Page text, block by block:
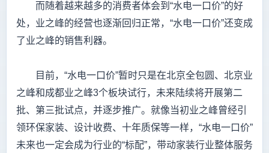
而随着越来越多的消费者体会到“水电一口价”的好
处，业之峰的经营也逐渐回归正常，“水电一口价”还变成
了业之峰的销售利器。
目前，“水电一口价”暂时只是在北京全包圆、北京业
之峰和成都业之峰3个板块试行，未来陆续将开展第二
批、第三批试点，并逐步推广。就像当初业之峰曾经引
领环保家装、设计收费、十年质保等一样，“水电一口价”
未来也一定会成为行业的“标配”，带动家装行业整体服务